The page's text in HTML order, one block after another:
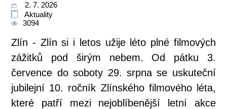
2. 7. 2026
Aktuality
3094
Zlín - Zlín si i letos užije léto plné filmových
zážitků pod širým nebem. Od pátku 3.
července do soboty 29. srpna se uskuteční
jubilejní 10. ročník Zlínského filmového léta,
které patří mezi nejoblíbenější letní akce